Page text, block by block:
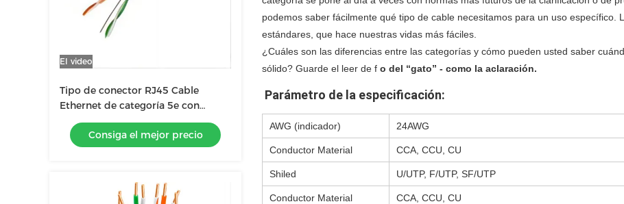
El video
Tipo de conector RJ45 Cable
Ethernet de categoría 5e con
material de chaqueta de PVC
Consiga el mejor precio
podemos saber fácilmente qué tipo de cable necesitamos para un uso específico.
estándares, que hace nuestras vidas más fáciles.
¿Cuáles son las diferencias entre las categorías y cómo pueden usted saber
sólido? Guarde el leer de f o del “gato” - como la aclaración.
Parámetro de la especificación:
AWG (indicador) 24AWG
Conductor Material CCA, CCU, CU
Shiled U/UTP, F/UTP, SF/UTP
Conductor Material CCA, CCU, CU